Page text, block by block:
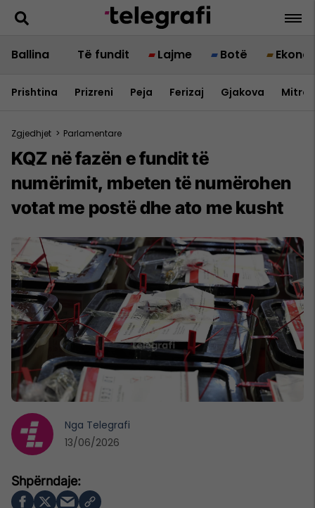
Ballina Të fundit Lajme Botë
Prishtina Prizreni Peja Ferizaj Gjakova
Zgjedhjet > Parlamentare
KQZ në fazën e fundit të
numërimit, mbeten të numërohen
votat me postë dhe ato me kusht
Nga Telegrafi
13/06/2026